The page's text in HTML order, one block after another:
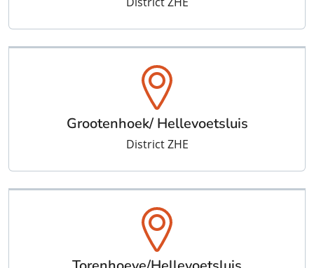
Grootenhoek/ Hellevoetsluis
District ZHE